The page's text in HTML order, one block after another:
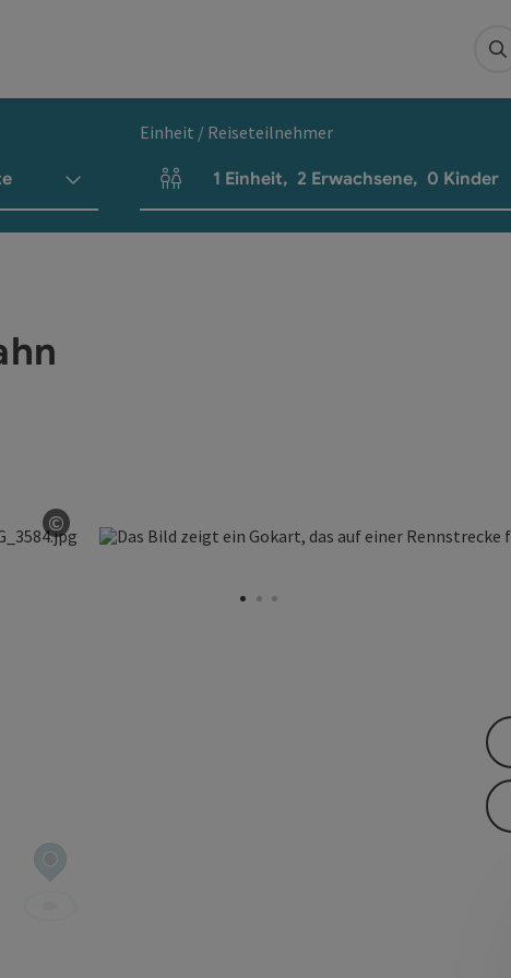
Einheit / Reiseteilnehmer
Einheitenanzahl und Personenfelder
1 Einheit, 2 Erwachsene, 0 Kinder
öffnen
©
Copyright öffnen